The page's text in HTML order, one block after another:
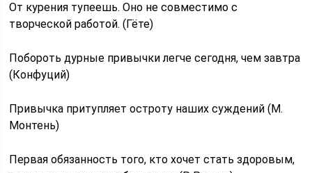
От курения тупеешь. Оно не совместимо с
творческой работой. (Гёте)
Побороть дурные привычки легче сегодня, чем завтра
(Конфуций)
Привычка притупляет остроту наших суждений (М.
Монтень)
Первая обязанность того, кто хочет стать здоровым,